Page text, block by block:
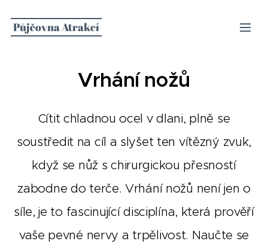
Půjčovna Atrakcí
Vrhání nožů
Cítit chladnou ocel v dlani, plně se
soustředit na cíl a slyšet ten vítězný zvuk,
když se nůž s chirurgickou přesností
zabodne do terče. Vrhání nožů není jen o
síle, je to fascinující disciplína, která prověří
vaše pevné nervy a trpělivost. Naučte se